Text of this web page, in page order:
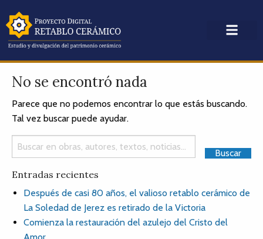
No se encontró nada
Parece que no podemos encontrar lo que estás buscando.
Tal vez buscar puede ayudar.
Entradas recientes
Después de casi 80 años, el valioso retablo cerámico de
La Soledad de Jerez es retirado de la Victoria
Comienza la restauración del azulejo del Cristo del